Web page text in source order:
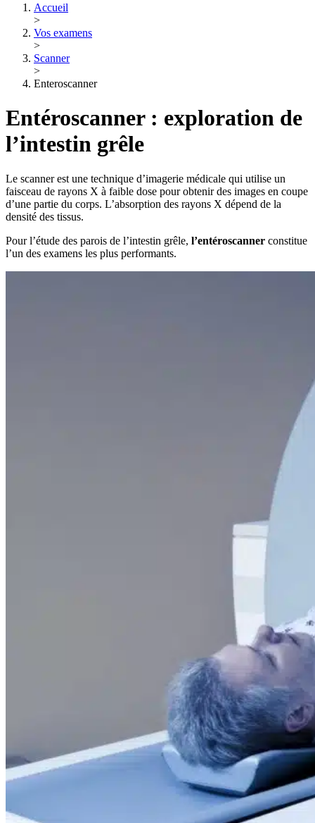
Accueil
>
Vos examens
>
Scanner
>
Enteroscanner
Entéroscanner : exploration de
l’intestin grêle
Le scanner est une technique d’imagerie médicale qui utilise un
faisceau de rayons X à faible dose pour obtenir des images en coupe
d’une partie du corps. L’absorption des rayons X dépend de la
densité des tissus.
Pour l’étude des parois de l’intestin grêle, l’entéroscanner constitue
l’un des examens les plus performants.